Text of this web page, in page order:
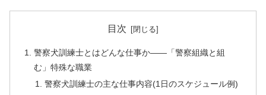
目次
警察犬訓練士とはどんな仕事か——「警察組織と組
む」特殊な職業
警察犬訓練士の主な仕事内容(1日のスケジュール例)